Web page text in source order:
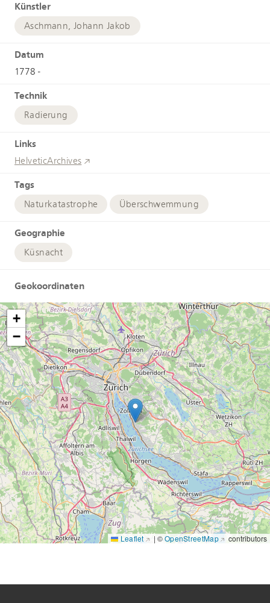
Künstler
Aschmann, Johann Jakob
Datum
1778 -
Technik
Radierung
Links
HelveticArchives
Tags
Naturkatastrophe Überschwemmung
Geographie
Küsnacht
Geokoordinaten
+
−
Leaflet | ©OpenStreetMap contributors
Display style
Metadata view